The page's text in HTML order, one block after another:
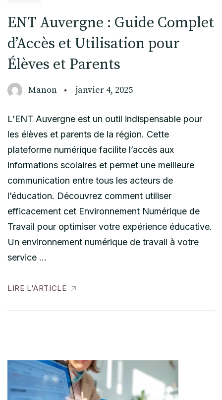
ENT Auvergne : Guide Complet
d’Accès et Utilisation pour
Élèves et Parents
Manon janvier 4, 2025
L’ENT Auvergne est un outil indispensable pour
les élèves et parents de la région. Cette
plateforme numérique facilite l’accès aux
informations scolaires et permet une meilleure
communication entre tous les acteurs de
l’éducation. Découvrez comment utiliser
efficacement cet Environnement Numérique de
Travail pour optimiser votre expérience éducative.
Un environnement numérique de travail à votre
service …
LIRE L'ARTICLE